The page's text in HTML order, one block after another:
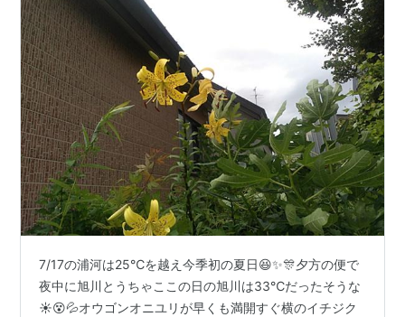
死没
2010年7月3日（25歳没）
生産地
北海道三石 稲葉牧場生産
性別
牡
毛色
芦毛
小栗孝一
佐橋五十雄
7/17の浦河は25℃を越え今季初の夏日😆✨🎊夕方の便で
夜中に旭川とうちゃここの日の旭川は33℃だったそうな
☀️😵💦オウゴンオニユリが早くも満開すぐ横のイチジク